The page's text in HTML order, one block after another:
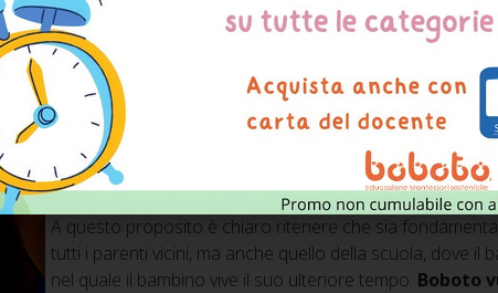
Da qui è nata l’idea di un merchandising etico,
bambini, ma anche agli adulti, in un momento che
Siamo certi che quanto più spesso i bambini e le
più saranno in grado di accogliere e fare propri questi
A questo proposito è chiaro ritenere che sia
tutti i parenti vicini, ma anche quello della scuola, dove
nel quale il bambino vive il suo ulteriore tempo. Boboto